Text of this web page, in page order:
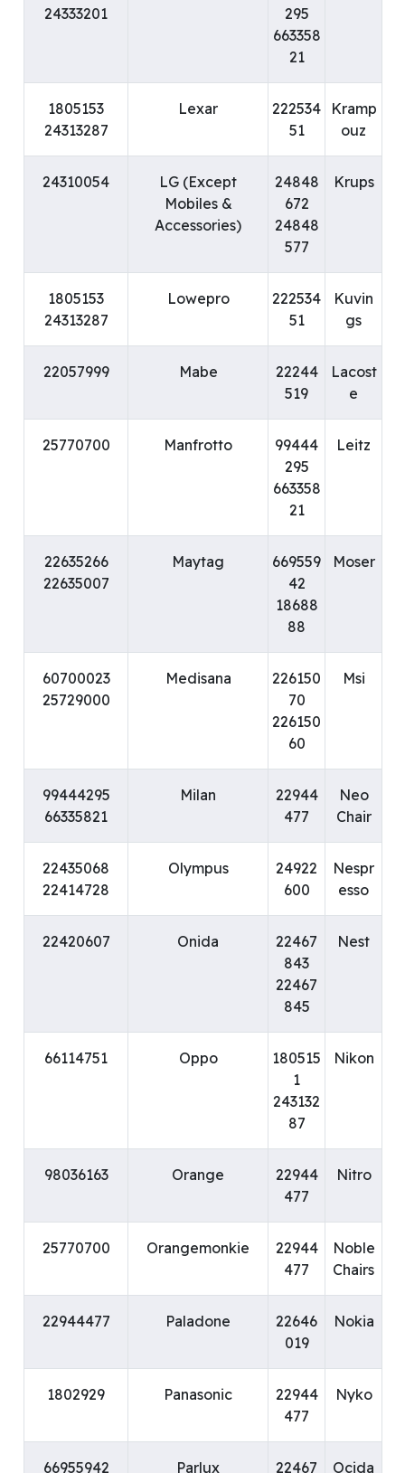
295
663358
21
24333201
Kramp
ouz
222534
51
Lexar
1805153
24313287
Krups
24848
672
24848
577
LG (Except
Mobiles &
Accessories)
24310054
Kuvin
gs
222534
51
Lowepro
1805153
24313287
Lacost
e
22244
519
Mabe
22057999
Leitz
99444
295
663358
21
Manfrotto
25770700
Moser
669559
42
18688
88
Maytag
22635266
22635007
Msi
226150
70
226150
60
Medisana
60700023
25729000
Neo
Chair
22944
477
Milan
99444295
66335821
Nespr
esso
24922
600
Olympus
22435068
22414728
Nest
22467
843
22467
845
Onida
22420607
Nikon
180515
1
243132
87
Oppo
66114751
Nitro
22944
477
Orange
98036163
Noble
Chairs
22944
477
Orangemonkie
25770700
Nokia
22646
019
Paladone
22944477
Nyko
22944
477
Panasonic
1802929
Ocida
22467
Parlux
66955942